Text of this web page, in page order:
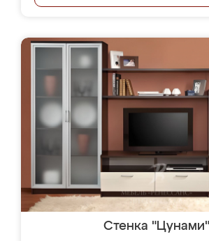
Стенка "Цунами"